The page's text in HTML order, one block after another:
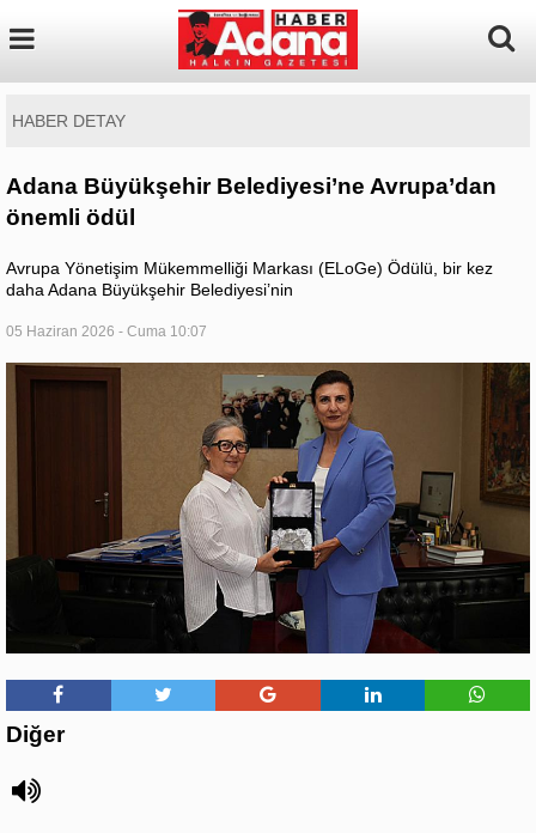
HABER DETAY
Adana Büyükşehir Belediyesi’ne Avrupa’dan
önemli ödül
Avrupa Yönetişim Mükemmelliği Markası (ELoGe) Ödülü, bir kez
daha Adana Büyükşehir Belediyesi’nin
05 Haziran 2026 - Cuma 10:07
Diğer